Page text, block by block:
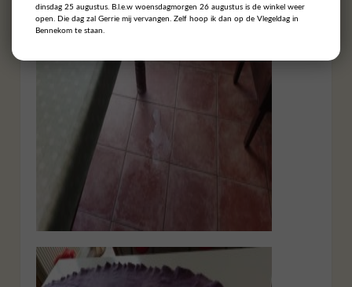
dinsdag 25 augustus. B.l.e.w woensdagmorgen 26 augustus is de winkel weer
open. Die dag zal Gerrie mij vervangen. Zelf hoop ik dan op de Vlegeldag in
Bennekom te staan.